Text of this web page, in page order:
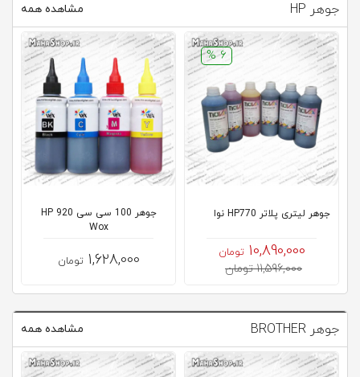
جوهر HP مشاهده همه
6 %
جوهر لیتری پلاتر HP770 نوا
10,890,000 تومان
11,596,000 تومان
جوهر 100 سی سی 920 HP
Wox
1,628,000 تومان
جوهر BROTHER مشاهده همه